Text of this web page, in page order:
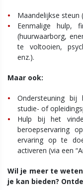
Maandelijkse steun
Eenmalige hulp,
(huurwaarborg,
te voltooien,
enz.).
Maar ook:
Ondersteuning
studie- of
Hulp bij het
beroepservaring
ervaring op te
activeren (via een
Wil je meer te
je kan bieden?